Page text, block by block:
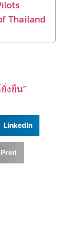
Thailand
งยืน”
LinkedIn
Print